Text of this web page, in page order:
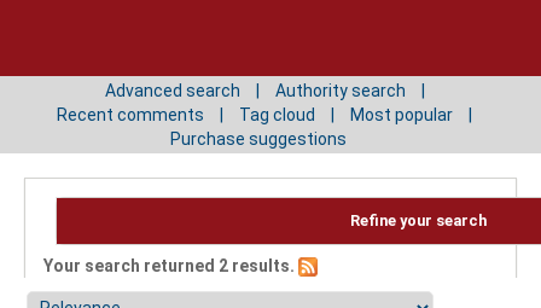
Advanced search
Authority search
Recent comments
Tag cloud
Most popular
Purchase suggestions
Refine your search
Your search returned 2 results.